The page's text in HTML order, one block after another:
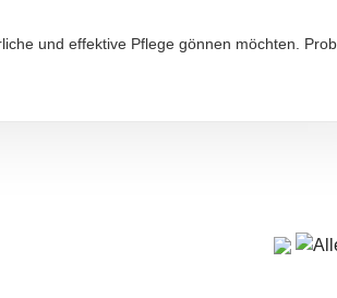
und effektive Pflege gönnen möchten.